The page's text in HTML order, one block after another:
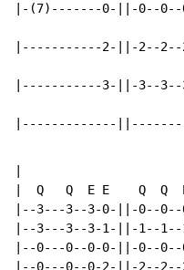
|-(7)-------0-||-0--0--
|-----------2-||-2--2--
|-----------3-||-3--3--
|-------------
|  Q   Q  E E    Q  Q
|--3---3--3-0-||-0--0--
|--3---3--3-1-||-1--1--
|--0---0--0-0-||-0--0--
|--0---0--0-2-||-2--2--